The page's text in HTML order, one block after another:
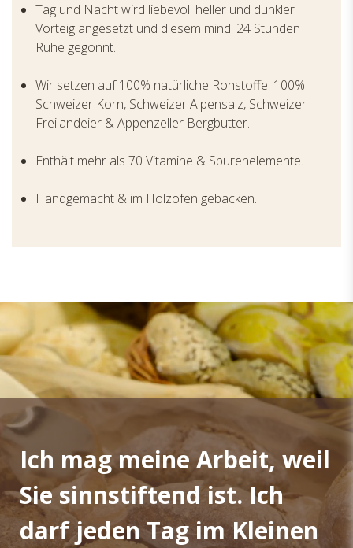
Tag und Nacht wird liebevoll heller und dunkler
Vorteig angesetzt und diesem mind. 24 Stunden
Ruhe gegönnt.
Wir setzen auf 100% natürliche Rohstoffe: 100%
Schweizer Korn, Schweizer Alpensalz, Schweizer
Freilandeier & Appenzeller Bergbutter.
Enthält mehr als 70 Vitamine & Spurenelemente.
Handgemacht & im Holzofen gebacken.
Ich mag meine Arbeit, weil
Sie sinnstiftend ist. Ich
darf jeden Tag im Kleinen